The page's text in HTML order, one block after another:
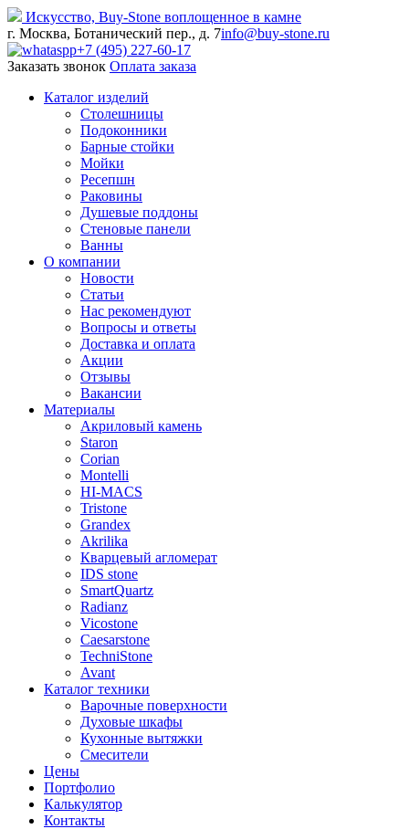
Искусство, Buy-Stone воплощенное в камне
г. Москва, Ботанический пер., д. 7info@buy-stone.ru
+7 (495) 227-60-17
Заказать звонок Оплата заказа
Каталог изделий
Столешницы
Подоконники
Барные стойки
Мойки
Ресепшн
Раковины
Душевые поддоны
Стеновые панели
Ванны
О компании
Новости
Статьи
Нас рекомендуют
Вопросы и ответы
Доставка и оплата
Акции
Отзывы
Вакансии
Материалы
Акриловый камень
Staron
Corian
Montelli
HI-MACS
Tristone
Grandex
Akrilika
Кварцевый агломерат
IDS stone
SmartQuartz
Radianz
Vicostone
Caesarstone
TechniStone
Avant
Каталог техники
Варочные поверхности
Духовые шкафы
Кухонные вытяжки
Смесители
Цены
Портфолио
Калькулятор
Контакты